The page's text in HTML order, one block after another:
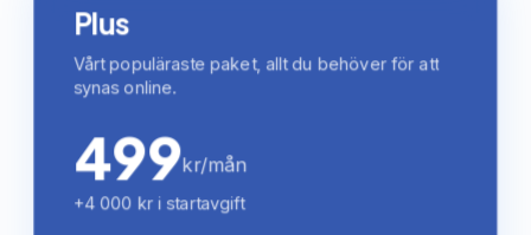
Plus
Vårt populäraste paket, allt du behöver för att
synas online.
499kr/mån
+4 000 kr i startavgift